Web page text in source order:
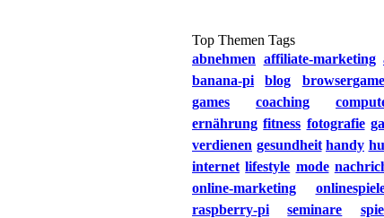
Top Themen Tags
abnehmen affiliate-marketing
banana-pi
blog
games
coaching
ernährung fitness fotografie
verdienen gesundheit handy
internet lifestyle mode
online-marketing
raspberry-pi
seminare